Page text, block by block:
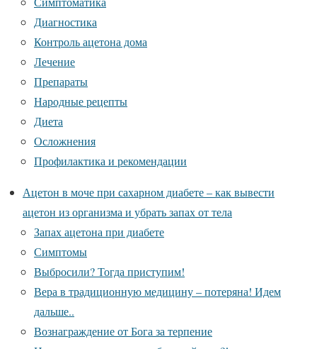
Диагностика
Контроль ацетона дома
Лечение
Препараты
Народные рецепты
Диета
Осложнения
Профилактика и рекомендации
Ацетон в моче при сахарном диабете – как вывести
ацетон из организма и убрать запах от тела
Запах ацетона при диабете
Симптомы
Выбросили? Тогда приступим!
Вера в традиционную медицину – потеряна! Идем
дальше..
Вознаграждение от Бога за терпение